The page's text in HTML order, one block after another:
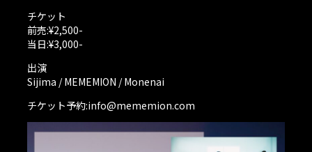
チケット
前売:¥2,500-
当日:¥3,000-
出演
Sijima / MEMEMION / Monenai
チケット予約:info@mememion.com